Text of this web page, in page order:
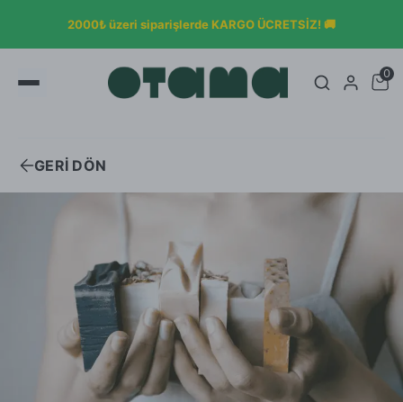
🚚
OTAMA KLASİKLERİYLE SON
DURDURULACAK ÜRÜNLER %50
0
GERİ DÖN